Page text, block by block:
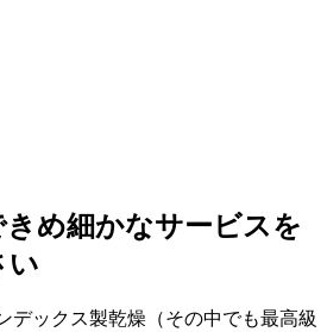
め細かなサービスを
い
デックス製乾燥（その中でも最高級